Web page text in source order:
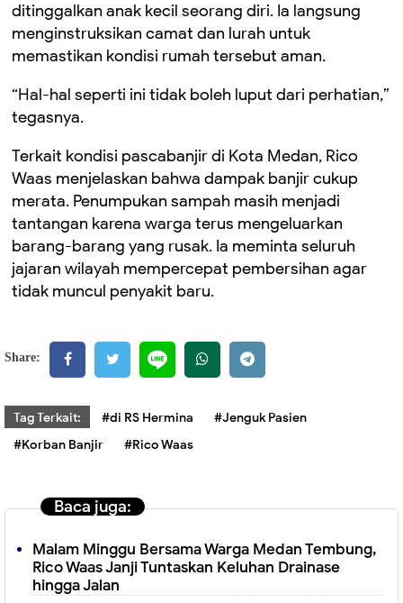
ditinggalkan anak kecil seorang diri. Ia langsung
menginstruksikan camat dan lurah untuk
memastikan kondisi rumah tersebut aman.
“Hal-hal seperti ini tidak boleh luput dari perhatian,”
tegasnya.
Terkait kondisi pascabanjir di Kota Medan, Rico
Waas menjelaskan bahwa dampak banjir cukup
merata. Penumpukan sampah masih menjadi
tantangan karena warga terus mengeluarkan
barang-barang yang rusak. Ia meminta seluruh
jajaran wilayah mempercepat pembersihan agar
tidak muncul penyakit baru.
Share:
Tag Terkait: #di RS Hermina
#Jenguk Pasien
#Korban Banjir
#Rico Waas
Baca juga:
Malam Minggu Bersama Warga Medan Tembung,
Rico Waas Janji Tuntaskan Keluhan Drainase
hingga Jalan